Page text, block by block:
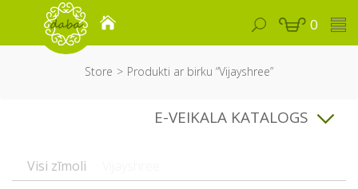
0
Store Produkti ar birku “Vijayshree”
E-VEIKALA KATALOGS
Visi zīmoli